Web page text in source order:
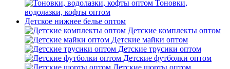
Тоновки,
водолазки, кофты оптом
Детское нижнее белье оптом
Детские комплекты оптом
Детские майки оптом
Детские трусики оптом
Детские футболки оптом
Детские шорты оптом